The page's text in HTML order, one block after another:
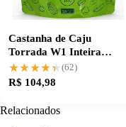
Castanha de Caju
Torrada W1 Inteira
Premium, crocância
garantida
★★★★★
★★★★★ (62)
R$ 104,98
Relacionados